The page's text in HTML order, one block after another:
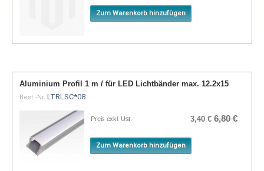
Zum Warenkorb hinzufügen
Aluminium Profil 1 m / für LED Lichtbänder max. 12.2x15
Best.-Nr. LTRLSC*08
Preis exkl. Ust. 3,40 € 6,80 €
Zum Warenkorb hinzufügen